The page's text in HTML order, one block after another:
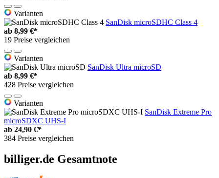
Varianten
SanDisk microSDHC Class 4
ab 8,99 €*
19 Preise vergleichen
Varianten
SanDisk Ultra microSD
ab 8,99 €*
428 Preise vergleichen
Varianten
SanDisk Extreme Pro
microSDXC UHS-I
ab 24,90 €*
384 Preise vergleichen
billiger.de Gesamtnote